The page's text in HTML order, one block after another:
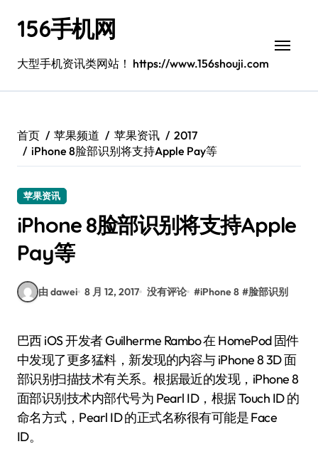
156手机网
大型手机资讯类网站！ https://www.156shouji.com
首页 苹果频道 苹果资讯
2017
iPhone 8脸部识别将支持Apple Pay等
苹果资讯
iPhone 8脸部识别将支持Apple
Pay等
由 dawei 8 月 12, 2017 没有评论 #iPhone 8 #脸部识别
巴西 iOS 开发者 Guilherme Rambo 在 HomePod 固件
中发现了更多猛料，新发现的内容与 iPhone 8 3D 面
部识别扫描技术有关系。根据最近的发现，iPhone 8
面部识别技术内部代号为 Pearl ID，根据 Touch ID 的
命名方式，Pearl ID 的正式名称很有可能是 Face
ID。